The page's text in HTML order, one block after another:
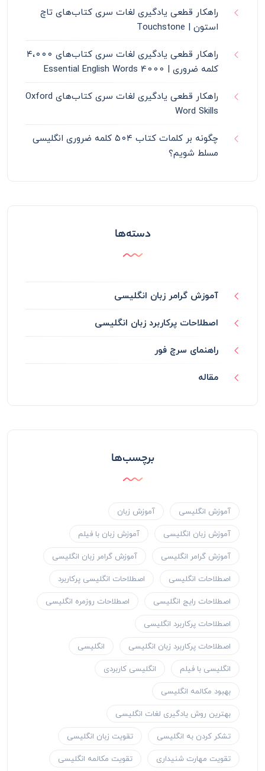
راهکار قطعی یادگیری لغات سری کتاب‌های تاچ
استون | Touchstone
راهکار قطعی یادگیری لغات سری کتاب‌های ۴،۰۰۰
کلمه ضروری | 4000 Essential English Words
راهکار قطعی یادگیری لغات سری کتاب‌های Oxford
Word Skills
چگونه بر کلمات کتاب ۵۰۴ کلمه ضروری انگلیسی
مسلط شویم؟
دسته‌ها
آموزش گرامر زبان انگلیسی
اصطلاحات پرکاربرد زبان انگلیسی
راهنمای سرچ فور
مقاله
برچسب‌ها
آموزش انگلیسی
آموزش زبان
آموزش زبان انگلیسی
آموزش زبان با فیلم
آموزش گرامر انگلیسی
آموزش گرامر زبان انگلیسی
اصطلاحات انگلیسی
اصطلاحات انگلیسی پرکاربرد
اصطلاحات رایج انگلیسی
اصطلاحات روزمره انگلیسی
اصطلاحات پرکاربرد انگلیسی
اصطلاحات پرکاربرد زبان انگلیسی
انگلیسی
انگلیسی با فیلم
انگلیسی کاربردی
بهبود مکالمه انگلیسی
بهترین روش یادگیری لغات انگلیسی
تشکر کردن به انگلیسی
تقویت زبان انگلیسی
تقویت مهارت شنیداری
تقویت مکالمه انگلیسی